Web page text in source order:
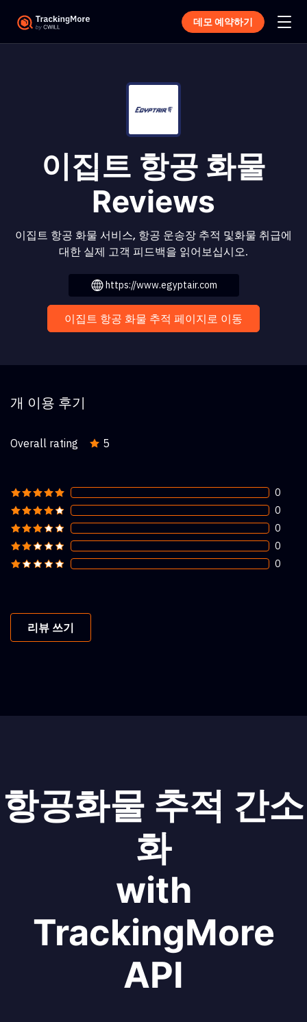
데모 예약하기
이집트 항공 화물
Reviews
이집트 항공 화물 서비스, 항공 운송장 추적 및화물 취급에
대한 실제 고객 피드백을 읽어보십시오.
https://www.egyptair.com
이집트 항공 화물 추적 페이지로 이동
개 이용 후기
Overall rating 5
0
0
0
0
0
리뷰 쓰기
항공화물 추적 간소
화
with
TrackingMore
API